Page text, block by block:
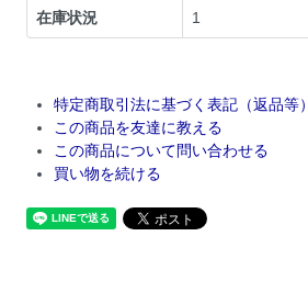
在庫状況 1
特定商取引法に基づく表記（返品等）
この商品を友達に教える
この商品について問い合わせる
買い物を続ける